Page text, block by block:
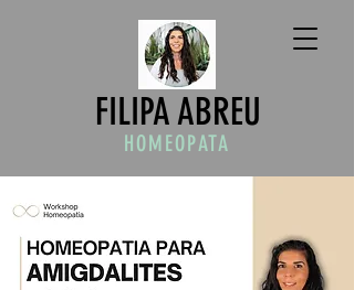
FILIPA ABREU
HOMEOPATA